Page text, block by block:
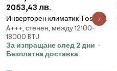
2053,43 лв.
Инверторен климатик Тoshiba
Shorai Edge RAS-B13G3KVSG-E +
RAS-13J2AVSG-E1, 13000 BTU,
A+++ / А+++, Wi-Fi, ECO,
Самопочистване, Бял
A+++, стенен, между 12100-
18000 BTU
За изпращане след 2 дни
Безплатна доставка